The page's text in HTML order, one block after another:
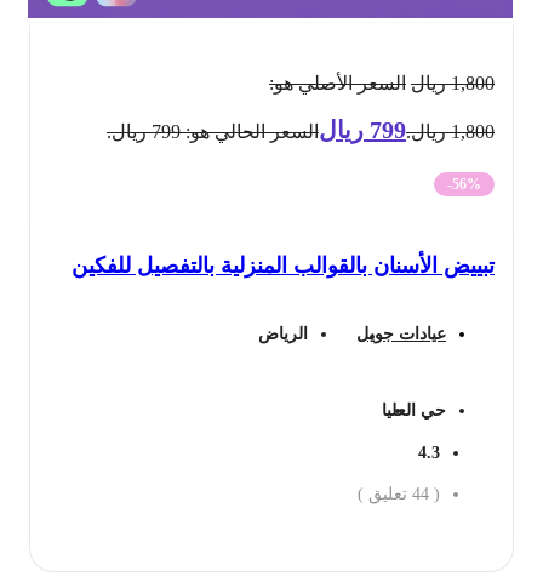
1,800 ريال السعر الأصلي هو:
1,800 ريال. 799 ريالالسعر الحالي هو: 799 ريال.
-56%
تبييض الأسنان بالقوالب المنزلية بالتفصيل للفكين
عيادات جويل الرياض
حي العليا
4.3
44 تعليق )